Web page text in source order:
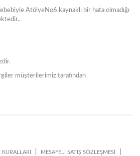
AtölyeNo6 kaynaklı bir hata olmadığı
müşterilerimiz tarafından
KURALLARI MESAFELİ SATIŞ SÖZLEŞMESİ